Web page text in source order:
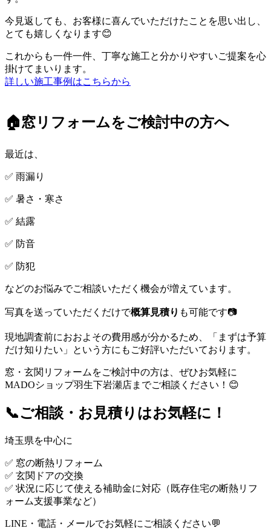
今見返しても、お客様に喜んでいただけたことを思い出し、
とても嬉しくなります😊
これからも一件一件、丁寧な施工と分かりやすいご提案を心
掛けてまいります。
詳しい施工事例はこちらから
🏠窓リフォームをご検討中の方へ
最近は、
✅ 雨漏り
✅ 暑さ・寒さ
✅ 結露
✅ 防音
✅ 防犯
などのお悩みでご相談いただく機会が増えています。
写真を送っていただくだけで概算見積り も可能です📷
現地調査前におおよその費用感が分かるため、「まずは予算
だけ知りたい」という方にもご好評いただいております。
窓・玄関リフォームをご検討中の方は、ぜひお気軽に
MADOショップ羽生下岩瀬店までご相談ください！😊
📞ご相談・お見積りはお気軽に！
埼玉県を中心に
✅ 窓の断熱リフォーム
✅ 玄関ドアの交換
✅ 状況に応じて使える補助金に対応（既存住宅の断熱リフ
ォーム支援事業など）
LINE・電話・メールでお気軽にご相談ください💬